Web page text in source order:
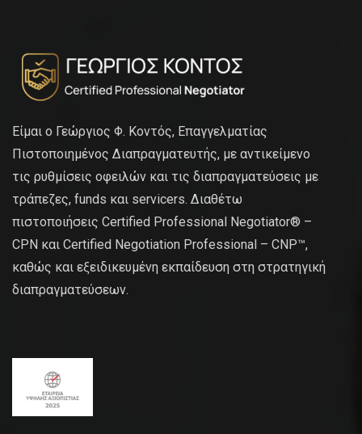
Είμαι ο Γεώργιος Φ. Κοντός, Επαγγελματίας
Πιστοποιημένος Διαπραγματευτής, με αντικείμενο
τις ρυθμίσεις οφειλών και τις διαπραγματεύσεις με
τράπεζες, funds και servicers. Διαθέτω
πιστοποιήσεις Certified Professional Negotiator® –
CPN και Certified Negotiation Professional – CNP™,
καθώς και εξειδικευμένη εκπαίδευση στη στρατηγική
διαπραγματεύσεων.